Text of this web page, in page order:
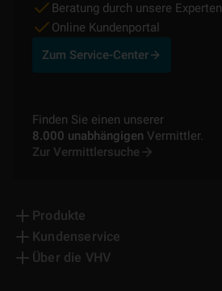
Beratung durch unsere Experten
Online Kundenportal
Zum Service-Center
Finden Sie einen unserer
8.000 unabhängigen Vermittler.
Zur Vermittlersuche
Produkte
Kundenservice
Über die VHV